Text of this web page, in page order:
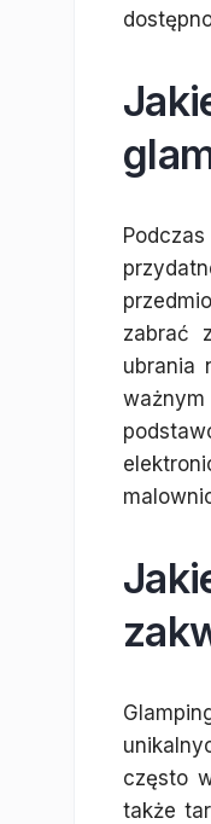
zabrać
ubrania
często
także